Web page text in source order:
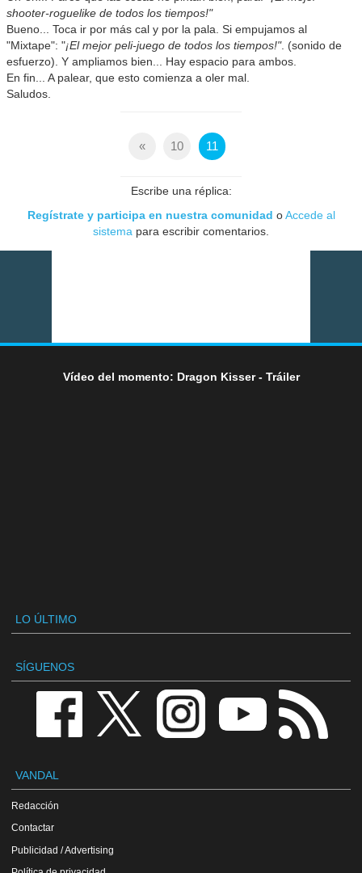
shooter-roguelike de todos los tiempos!"
Bueno... Toca ir por más cal y por la pala. Si empujamos al
"Mixtape": "¡El mejor peli-juego de todos los tiempos!". (sonido de
esfuerzo). Y ampliamos bien... Hay espacio para ambos.
En fin... A palear, que esto comienza a oler mal.
Saludos.
« 10 11
Escribe una réplica:
Regístrate y participa en nuestra comunidad oAccede al
sistema para escribir comentarios.
Vídeo del momento: Dragon Kisser - Tráiler
LO ÚLTIMO
SÍGUENOS
VANDAL
Redacción
Contactar
Publicidad / Advertising